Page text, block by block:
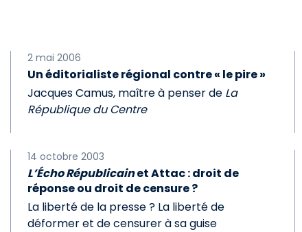
2 mai 2006
Un éditorialiste régional contre « le pire »
Jacques Camus, maître à penser de La
République du Centre
14 octobre 2003
L’Écho Républicainet Attac : droit de
réponse ou droit de censure ?
La liberté de la presse ? La liberté de
déformer et de censurer à sa guise